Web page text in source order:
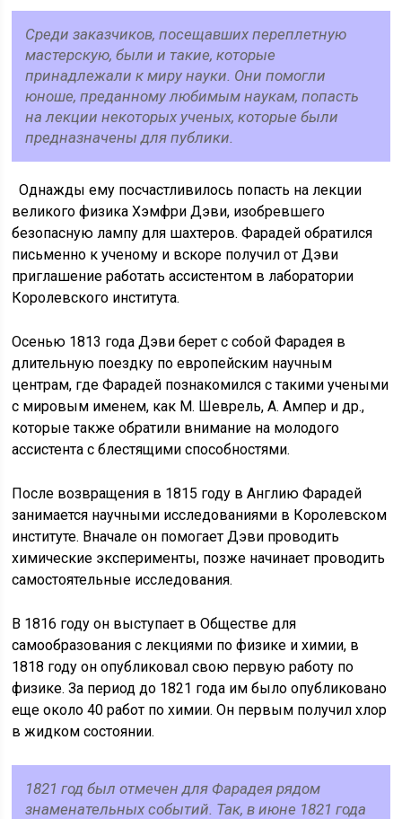
Среди заказчиков, посещавших переплетную
мастерскую, были и такие, которые
принадлежали к миру науки. Они помогли
юноше, преданному любимым наукам, попасть
на лекции некоторых ученых, которые были
предназначены для публики.
Однажды ему посчастливилось попасть на лекции
великого физика Хэмфри Дэви, изобревшего
безопасную лампу для шахтеров. Фарадей обратился
письменно к ученому и вскоре получил от Дэви
приглашение работать ассистентом в лаборатории
Королевского института.
Осенью 1813 года Дэви берет с собой Фарадея в
длительную поездку по европейским научным
центрам, где Фарадей познакомился с такими учеными
с мировым именем, как М. Шеврель, А. Ампер и др.,
которые также обратили внимание на молодого
ассистента с блестящими способностями.
После возвращения в 1815 году в Англию Фарадей
занимается научными исследованиями в Королевском
институте. Вначале он помогает Дэви проводить
химические эксперименты, позже начинает проводить
самостоятельные исследования.
В 1816 году он выступает в Обществе для
самообразования с лекциями по физике и химии, в
1818 году он опубликовал свою первую работу по
физике. За период до 1821 года им было опубликовано
еще около 40 работ по химии. Он первым получил хлор
в жидком состоянии.
1821 год был отмечен для Фарадея рядом
знаменательных событий. Так, в июне 1821 года